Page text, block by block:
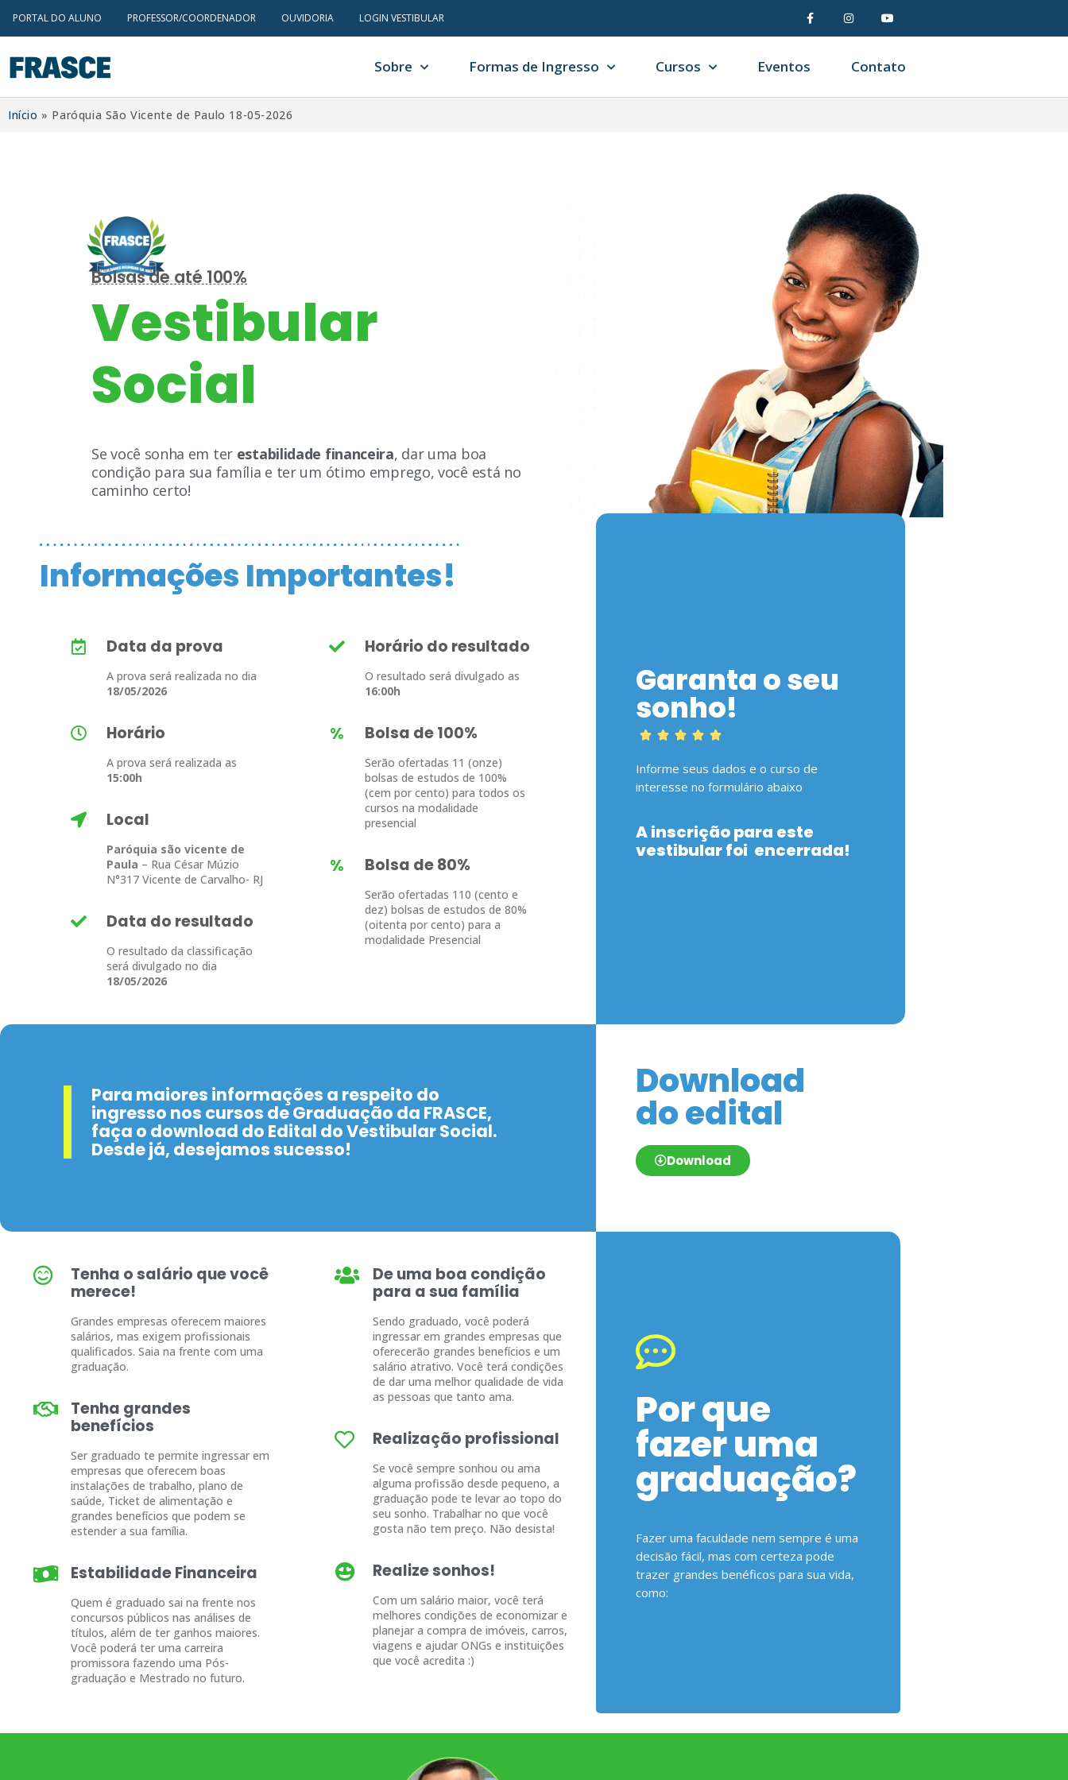
PORTAL DO ALUNO PROFESSOR/COORDENADOR OUVIDORIA LOGIN VESTIBULAR
Sobre Formas de Ingresso Cursos Eventos Contato
Início » Paróquia São Vicente de Paulo 18-05-2026
Bolsas de até 100%
Vestibular
Social
Se você sonha em ter estabilidade financeira, dar uma boa
condição para sua família e ter um ótimo emprego, você está no
caminho certo!
Informações Importantes!
Data da prova
A prova será realizada no dia
18/05/2026
Horário
A prova será realizada as
15:00h
Local
Paróquia são vicente de
Paula – Rua César Múzio
N°317 Vicente de Carvalho- RJ
Data do resultado
O resultado da classificação
será divulgado no dia
18/05/2026
Horário do resultado
O resultado será divulgado as
16:00h
% Bolsa de 100%
Serão ofertadas 11 (onze)
bolsas de estudos de 100%
(cem por cento) para todos os
cursos na modalidade
presencial
% Bolsa de 80%
Serão ofertadas 110 (cento e
dez) bolsas de estudos de 80%
(oitenta por cento) para a
modalidade Presencial
Garanta o seu
sonho!
    
Informe seus dados e o curso de
interesse no formulário abaixo
A inscrição para este
vestibular foi encerrada!
Para maiores informações a respeito do
ingresso nos cursos de Graduação da FRASCE,
faça o download do Edital do Vestibular Social.
Desde já, desejamos sucesso!
Download
do edital
Download
Tenha o salário que você
merece!
Grandes empresas oferecem maiores
salários, mas exigem profissionais
qualificados. Saia na frente com uma
graduação.
Tenha grandes
benefícios
Ser graduado te permite ingressar em
empresas que oferecem boas
instalações de trabalho, plano de
saúde, Ticket de alimentação e
grandes benefícios que podem se
estender a sua família.
Estabilidade Financeira
Quem é graduado sai na frente nos
concursos públicos nas análises de
títulos, além de ter ganhos maiores.
Você poderá ter uma carreira
promissora fazendo uma Pós-
graduação e Mestrado no futuro.
De uma boa condição
para a sua família
Sendo graduado, você poderá
ingressar em grandes empresas que
oferecerão grandes benefícios e um
salário atrativo. Você terá condições
de dar uma melhor qualidade de vida
as pessoas que tanto ama.
Realização profissional
Se você sempre sonhou ou ama
alguma profissão desde pequeno, a
graduação pode te levar ao topo do
seu sonho. Trabalhar no que você
gosta não tem preço. Não desista!
Realize sonhos!
Com um salário maior, você terá
melhores condições de economizar e
planejar a compra de imóveis, carros,
viagens e ajudar ONGs e instituições
que você acredita :)
Por que
fazer uma
graduação?
Fazer uma faculdade nem sempre é uma
decisão fácil, mas com certeza pode
trazer grandes benéficos para sua vida,
como: